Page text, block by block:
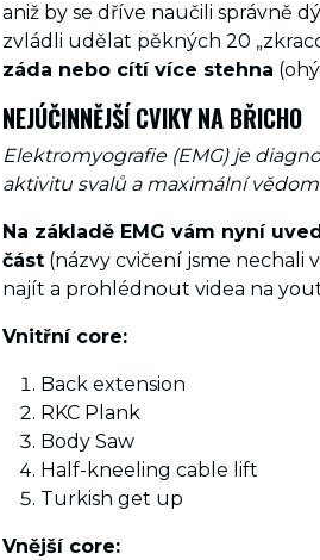
aniž by se dříve naučili správně
zvládli udělat pěkných 20
záda nebo cítí více stehna
NEJÚČINNĚJŠÍ CVIKY NA BŘICHO
Elektromyografie (EMG) je
aktivitu svalů a maximální
Na základě EMG vám nyní
část(názvy cvičení jsme nechali
najít a prohlédnout videa na
Vnitřní core:
Back extension
RKC Plank
Body Saw
Half-kneeling cable lift
Turkish get up
Vnější core: